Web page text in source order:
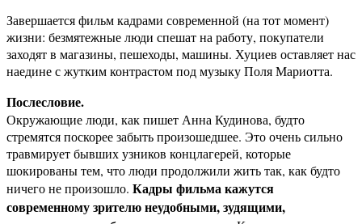
Завершается фильм кадрами современной (на тот момент)
жизни: безмятежные люди спешат на работу, покупатели
заходят в магазины, пешеходы, машины. Хуциев оставляет нас
наедине с жутким контрастом под музыку Поля Мариотта.
Послесловие.
Окружающие люди, как пишет Анна Кудинова, будто
стремятся поскорее забыть произошедшее. Это очень сильно
травмирует бывших узников концлагерей, которые
шокированы тем, что люди продолжили жить так, как будто
ничего не произошло. Кадры фильма кажутся
современному зрителю неудобными, зудящими,